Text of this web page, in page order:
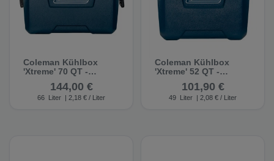
Coleman Kühlbox
'Xtreme' 70 QT -
144,00 €
66 Liter | 2,18 € / Liter
Coleman Kühlbox
'Xtreme' 52 QT -
101,90 €
49 Liter | 2,08 € / Liter